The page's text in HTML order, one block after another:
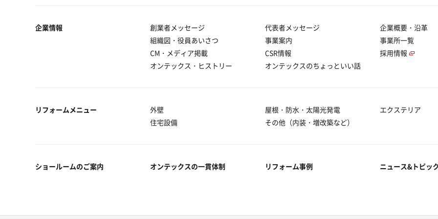
企業情報 創業者メッセージ 代表者メッセージ
企業概要・沿革
組織図・役員あいさつ
事業案内
事業所一覧
CM・メディア掲載
CSR情報
採用情報
オンテックス・ヒストリー
オンテックスのちょっといい話
リフォームメニュー 外壁 屋根・防水・太陽光発電
エクステリア
住宅設備
その他（内装・増改築など）
ショールームのご案内 オンテックスの一貫体制 リフォーム事例 ニュース&トピッ